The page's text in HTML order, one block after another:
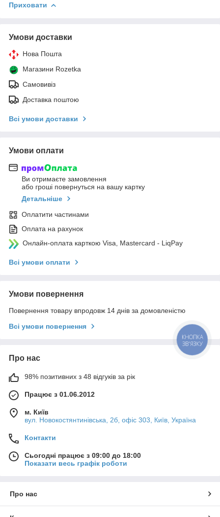
Приховати
Умови доставки
Нова Пошта
Магазини Rozetka
Самовивіз
Доставка поштою
Всі умови доставки
Умови оплати
Ви отримаєте замовлення
або гроші повернуться на вашу картку
Детальніше
Оплатити частинами
Оплата на рахунок
Онлайн-оплата карткою Visa, Mastercard - LiqPay
Всі умови оплати
Умови повернення
Повернення товару впродовж 14 днів за домовленістю
Всі умови повернення
Про нас
98% позитивних з 48 відгуків за рік
Працює з 01.06.2012
м. Київ
вул. Новокостянтинівська, 2б, офіс 303, Київ, Україна
Контакти
Сьогодні працює з 09:00 до 18:00
Показати весь графік роботи
Про нас